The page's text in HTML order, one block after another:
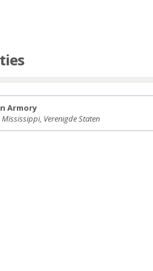
Armory
Verenigde Staten